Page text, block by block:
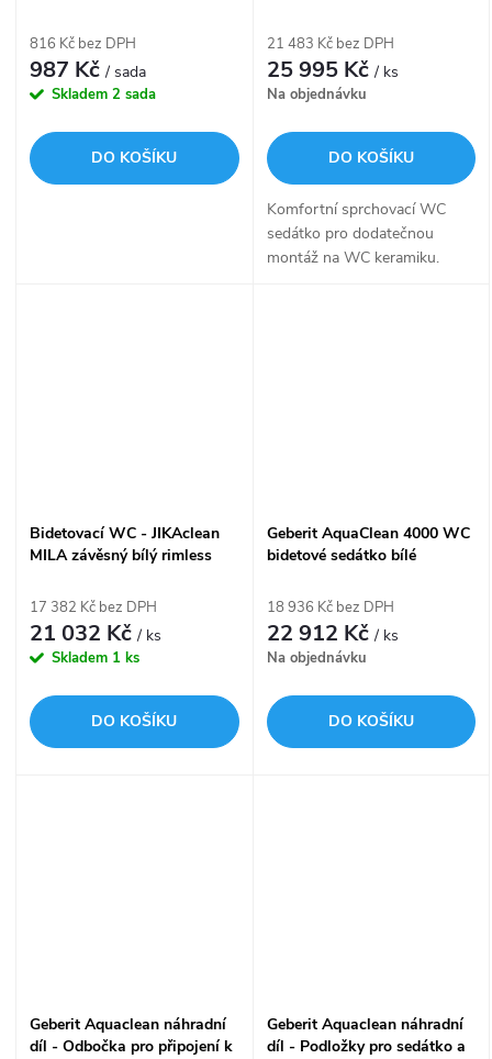
816 Kč bez DPH
987 Kč/ sada
Skladem 2 sada
DO KOŠÍKU
21 483 Kč bez DPH
25 995 Kč/ ks
Na objednávku
DO KOŠÍKU
Komfortní sprchovací WC
sedátko pro dodatečnou
montáž na WC keramiku.
Bidetovací WC - JIKAclean
MILA závěsný bílý rimless
17 382 Kč bez DPH
21 032 Kč/ ks
Skladem 1 ks
DO KOŠÍKU
Geberit AquaClean 4000 WC
bidetové sedátko bílé
18 936 Kč bez DPH
22 912 Kč/ ks
Na objednávku
DO KOŠÍKU
Geberit Aquaclean náhradní
díl - Odbočka pro připojení k
Geberit Aquaclean náhradní
díl - Podložky pro sedátko a